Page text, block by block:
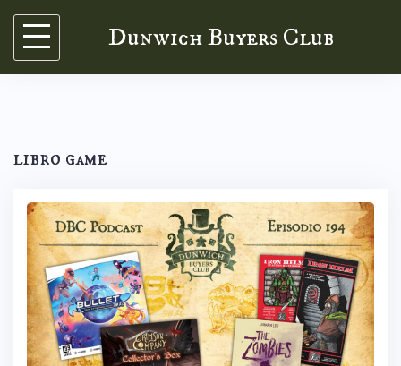
Skip
content
Dunwich Buyers Club
libro game